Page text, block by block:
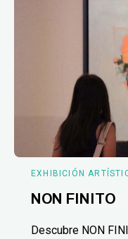
EXHIBICIÓN
NON FINITO
Descubre NON